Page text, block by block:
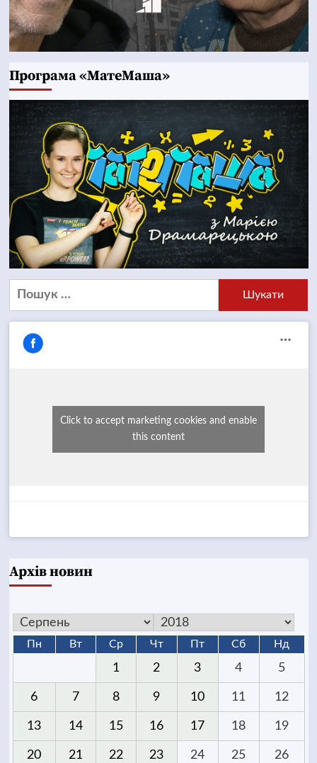
Програма «МатеМаша»
Пошук:
Click to accept marketing cookies and enable
this content
Архів новин
Пн Вт Ср Чт Пт Сб Нд
1 2 3 4 5
6 7 8 9 10 11 12
13 14 15 16 17 18 19
20 21 22 23 24 25 26